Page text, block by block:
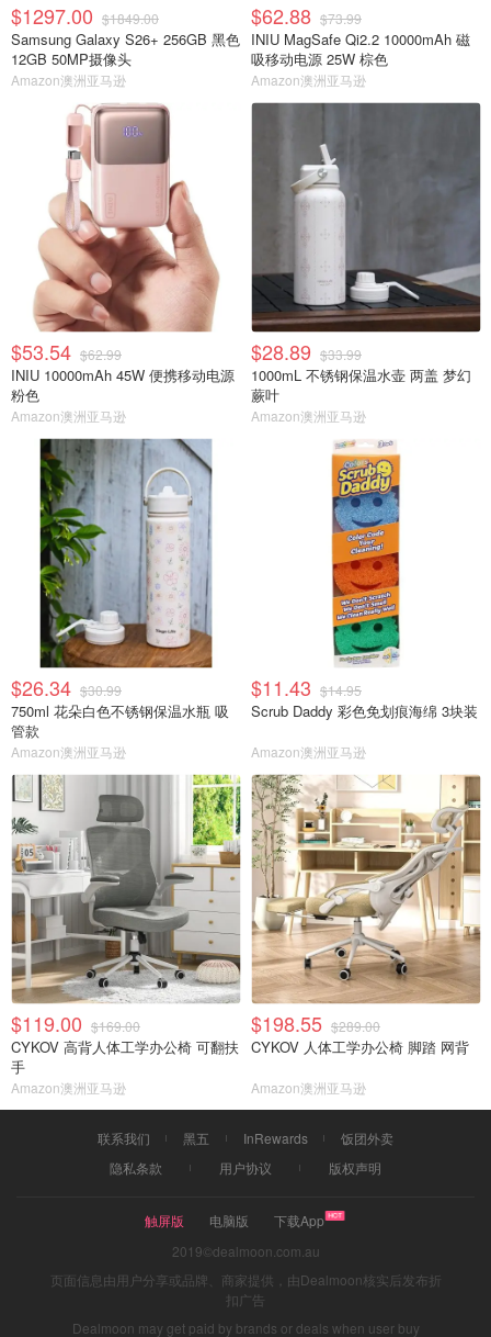
$1297.00 $1849.00
Samsung Galaxy S26+ 256GB 黑色
12GB 50MP摄像头
Amazon澳洲亚马逊
$62.88 $73.99
INIU MagSafe Qi2.2 10000mAh 磁
吸移动电源 25W 棕色
Amazon澳洲亚马逊
$53.54 $62.99
INIU 10000mAh 45W 便携移动电源
粉色
Amazon澳洲亚马逊
$28.89 $33.99
1000mL 不锈钢保温水壶 两盖 梦幻
蕨叶
Amazon澳洲亚马逊
$26.34 $30.99
750ml 花朵白色不锈钢保温水瓶 吸
管款
Amazon澳洲亚马逊
$11.43 $14.95
Scrub Daddy 彩色免划痕海绵 3块装
Amazon澳洲亚马逊
$119.00 $169.00
CYKOV 高背人体工学办公椅 可翻扶
手
Amazon澳洲亚马逊
$198.55 $289.00
CYKOV 人体工学办公椅 脚踏 网背
Amazon澳洲亚马逊
联系我们 黑五 InRewards
饭团外卖
隐私条款
用户协议 版权声明
触屏版 电脑版
下载App
2019©dealmoon.com.au
页面信息由用户分享或品牌、商家提供，由Dealmoon核实后发布折
扣广告
Dealmoon may get paid by brands or deals when user buy